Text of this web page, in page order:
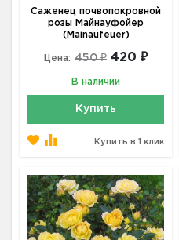
Саженец почвопокровной
розы Майнауфойер
(Mainaufeuer)
Цена: 450 ₽ 420 ₽
В наличии
Купить
Купить в 1 клик